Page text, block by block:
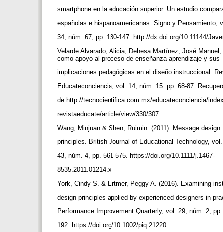
smartphone en la educación superior. Un estudio
españolas e hispanoamericanas. Signo y Pensamiento,
34, núm. 67, pp. 130-147. http://dx.doi.org/10.11144/
Velarde Alvarado, Alicia; Dehesa Martínez, José
como apoyo al proceso de enseñanza aprendizaje y sus
implicaciones pedagógicas en el diseño instruccional.
Educateconciencia, vol. 14, núm. 15. pp. 68-87.
de http://tecnocientifica.com.mx/educateconciencia/
revistaeducate/article/view/330/307
Wang, Minjuan & Shen, Ruimin. (2011). Message
principles. British Journal of Educational Technology,
43, núm. 4, pp. 561-575. https://doi.org/10.1111/j.1467-
8535.2011.01214.x
York, Cindy S. & Ertmer, Peggy A. (2016). Examining
design principles applied by experienced designers in
Performance Improvement Quarterly, vol. 29, núm. 2,
192. https://doi.org/10.1002/piq.21220